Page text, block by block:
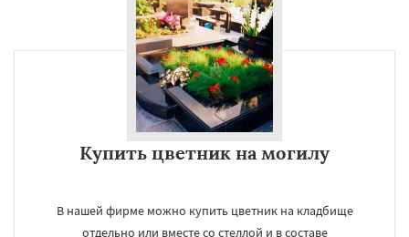
Купить цветник на могилу
В нашей фирме можно купить цветник на кладбище
отдельно или вместе со стеллой и в составе